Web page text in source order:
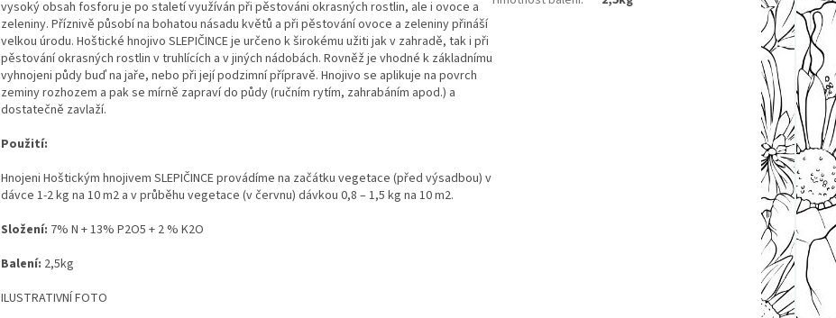
vysoký obsah fosforu je po staletí využíván při pěstováni okrasných rostlin, ale i ovoce a
zeleniny. Příznivě působí na bohatou násadu květů a při pěstování ovoce a zeleniny přináší
velkou úrodu. Hoštické hnojivo SLEPIČINCE je určeno k širokému užiti jak v zahradě, tak i při
pěstování okrasných rostlin v truhlících a v jiných nádobách. Rovněž je vhodné k základnímu
vyhnojeni půdy buď na jaře, nebo při její podzimní přípravě. Hnojivo se aplikuje na povrch
zeminy rozhozem a pak se mírně zapraví do půdy (ručním rytím, zahrabáním apod.) a
dostatečně zavlaží.
Použití:
Hnojeni Hoštickým hnojivem SLEPIČINCE provádíme na začátku vegetace (před výsadbou) v
dávce 1-2 kg na 10 m2 a v průběhu vegetace (v červnu) dávkou 0,8 – 1,5 kg na 10 m2.
Složení: 7% N + 13% P2O5 + 2 % K2O
Balení: 2,5kg
ILUSTRATIVNÍ FOTO